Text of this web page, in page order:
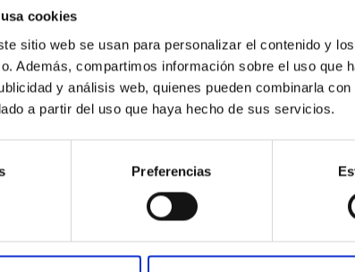
cookies
sitio web se usan para personalizar el contenido y
Además, compartimos información sobre el uso que
y análisis web, quienes pueden combinarla
a partir del uso que haya hecho de sus servicios.
Preferencias
Calendario astronómico IAC 2026
El Instituto de Astrofísica de Canarias (IAC) y el
Este 2026 estará marcado por el eclipse total de